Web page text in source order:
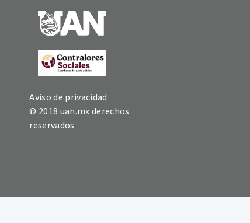
Aviso de privacidad
© 2018 uan.mx derechos
reservados